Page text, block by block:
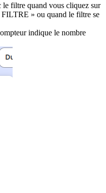
le filtre quand vous cliquez sur
» ou quand le filtre se
indique le nombre